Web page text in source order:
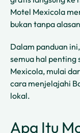
Motel Mexicola
bukan tanpa
Dalam panduan
semua hal penting
Mexicola, mulai
cara menjelajahi
lokal.
Apa Itu